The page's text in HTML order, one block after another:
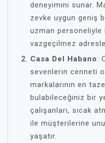
deneyimini sunar.
zevke uygun geniş
uzman personeliyle
vazgeçilmez
Casa Del Habano:
sevenlerin cenneti
markalarının en
bulabileceğiniz bir
çalışanları, sıcak
ile müşterilerine
yaşatır.